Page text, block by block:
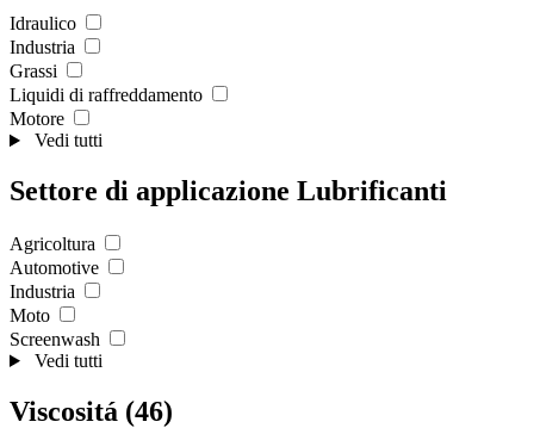
Idraulico
Industria
Grassi
Liquidi di raffreddamento
Motore
Vedi tutti
Settore di applicazione Lubrificanti
Agricoltura
Automotive
Industria
Moto
Screenwash
Vedi tutti
Viscositá (46)